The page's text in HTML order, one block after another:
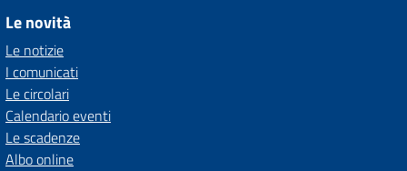
Le novità
Le notizie
I comunicati
Le circolari
Calendario eventi
Le scadenze
Albo online